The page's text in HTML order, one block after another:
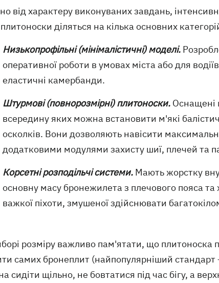
від характеру виконуваних завдань,
діляться на кілька основних
Низькопрофільні (мінімалістичні) моделі.
оперативної роботи в умовах міста або для
еластичні камербанди.
Штурмові (повнорозмірні) плитоноски. Оснащені
всередину яких можна встановити м'які
осколків. Вони дозволяють навісити
додатковими модулями захисту шиї, плечей та
Корсетні розподільчі системи. Мають жорстку
основну масу бронежилета з плечового пояса та
важкої піхоти, змушеної здійснювати
розміру важливо пам'ятати, що плитоноска
самих бронеплит (найпопулярніший
сидіти щільно, не бовтатися під час бігу, а